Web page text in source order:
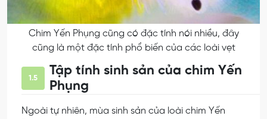
Chim Yến Phụng cũng có đặc tính nói nhiều, đây
cũng là một đặc tính phổ biến của các loài vẹt
1.5
Tập tính sinh sản của chim Yến
Phụng
Ngoài tự nhiên, mùa sinh sản của loài chim Yến